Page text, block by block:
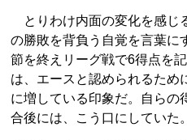
とりわけ内面の変化を感じ
の勝敗を背負う自覚を言葉に
節を終えリーグ戦で6得点を
は、エースと認められるため
に増している印象だ。自らの
合後には、こう口にしていた。